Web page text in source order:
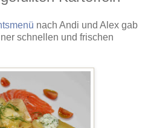
nach Andi und Alex gab
schnellen und frischen